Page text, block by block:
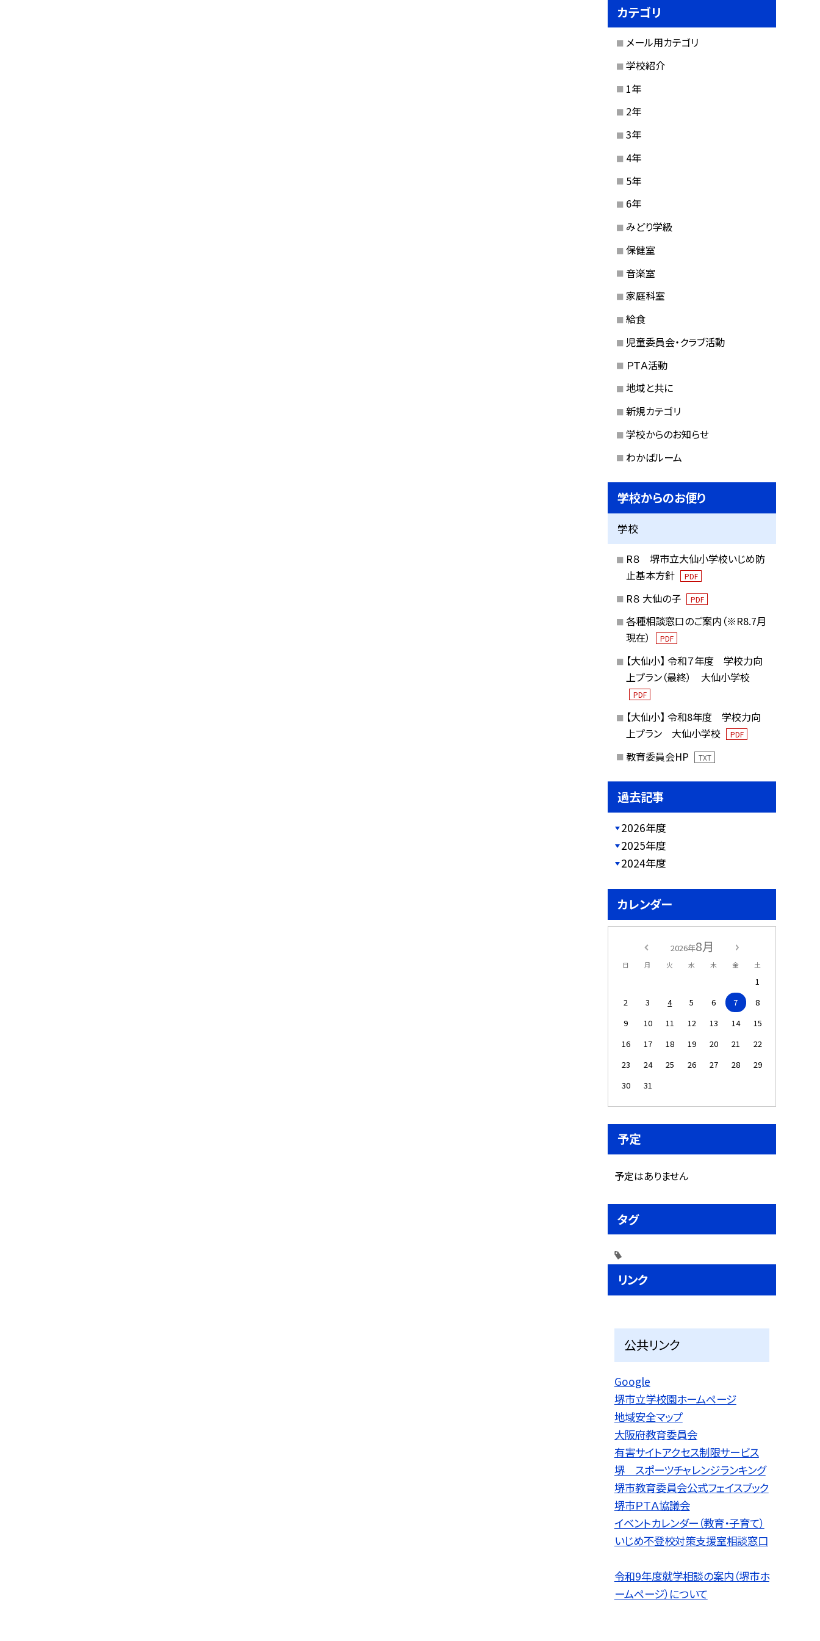
カテゴリ
メール用カテゴリ
学校紹介
1年
2年
3年
4年
5年
6年
みどり学級
保健室
音楽室
家庭科室
給食
児童委員会・クラブ活動
ＰＴＡ活動
地域と共に
新規カテゴリ
学校からのお知らせ
わかばルーム
学校からのお便り
学校
R８ 堺市立大仙小学校いじめ防
止基本方針
PDF
R８ 大仙の子 PDF
各種相談窓口のご案内（※R8.7月
現在）
PDF
【大仙小】 令和７年度 学校力向
上プラン（最終） 大仙小学校
PDF
【大仙小】 令和8年度 学校力向
上プラン 大仙小学校
PDF
教育委員会HP TXT
過去記事
2026年度
2025年度
2024年度
カレンダー
2026年8月
日 月 火 水 木 金 土
1
2
3 4 5 6 7
8
9
10 11 12 13 14
15
16
17 18 19 20 21
22
23
24 25 26 27 28
29
30
31
予定
予定はありません
タグ
リンク
公共リンク
Google
堺市立学校園ホームページ
地域安全マップ
大阪府教育委員会
有害サイトアクセス制限サービス
堺 スポーツチャレンジランキング
堺市教育委員会公式フェイスブック
堺市ＰＴＡ協議会
イベントカレンダー（教育・子育て）
いじめ不登校対策支援室相談窓口
令和9年度就学相談の案内（堺市ホ
ームページ）について